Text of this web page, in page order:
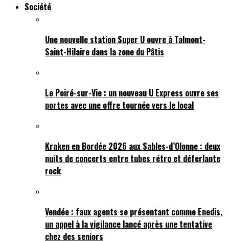
Société
Une nouvelle station Super U ouvre à Talmont-
Saint-Hilaire dans la zone du Pâtis
Le Poiré-sur-Vie : un nouveau U Express ouvre ses
portes avec une offre tournée vers le local
Kraken en Bordée 2026 aux Sables-d’Olonne : deux
nuits de concerts entre tubes rétro et déferlante
rock
Vendée : faux agents se présentant comme Enedis,
un appel à la vigilance lancé après une tentative
chez des seniors